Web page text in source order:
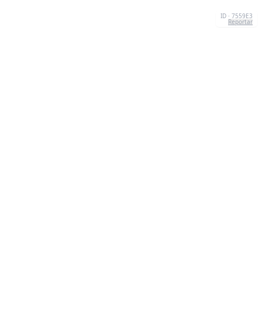
ID · 7559E3
Reportar